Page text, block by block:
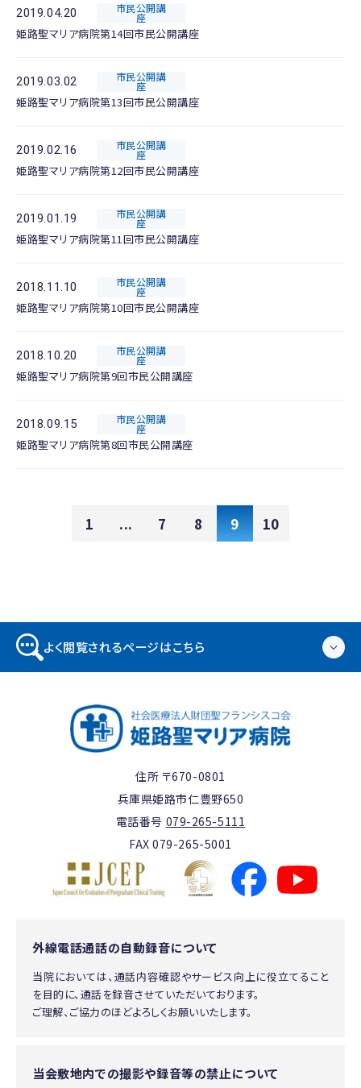
2019.04.20 市民公開講
座
姫路聖マリア病院第14回市民公開講座
2019.03.02 市民公開講
座
姫路聖マリア病院第13回市民公開講座
2019.02.16 市民公開講
座
姫路聖マリア病院第12回市民公開講座
2019.01.19 市民公開講
座
姫路聖マリア病院第11回市民公開講座
2018.11.10 市民公開講
座
姫路聖マリア病院第10回市民公開講座
2018.10.20 市民公開講
座
姫路聖マリア病院第9回市民公開講座
2018.09.15 市民公開講
座
姫路聖マリア病院第8回市民公開講座
1 ... 7 8 9 10
よく閲覧されるページはこちら
住所 〒670-0801
兵庫県姫路市仁豊野650
電話番号 079-265-5111
FAX 079-265-5001
外線電話通話の自動録音について
当院においては、通話内容確認やサービス向上に役立てること
を目的に、通話を録音させていただいております。
ご理解、ご協力のほどよろしくお願いいたします。
当会敷地内での撮影や録音等の禁止について